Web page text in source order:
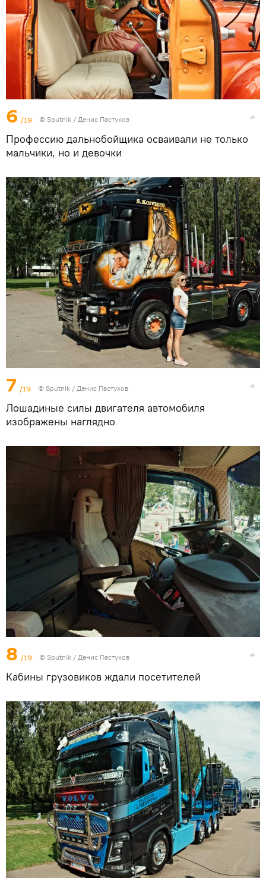
6 /19 © Sputnik / Денис Пастухов
Профессию дальнобойщика осваивали не только
мальчики, но и девочки
7 /19 © Sputnik / Денис Пастухов
Лошадиные силы двигателя автомобиля
изображены наглядно
8 /19 © Sputnik / Денис Пастухов
Кабины грузовиков ждали посетителей